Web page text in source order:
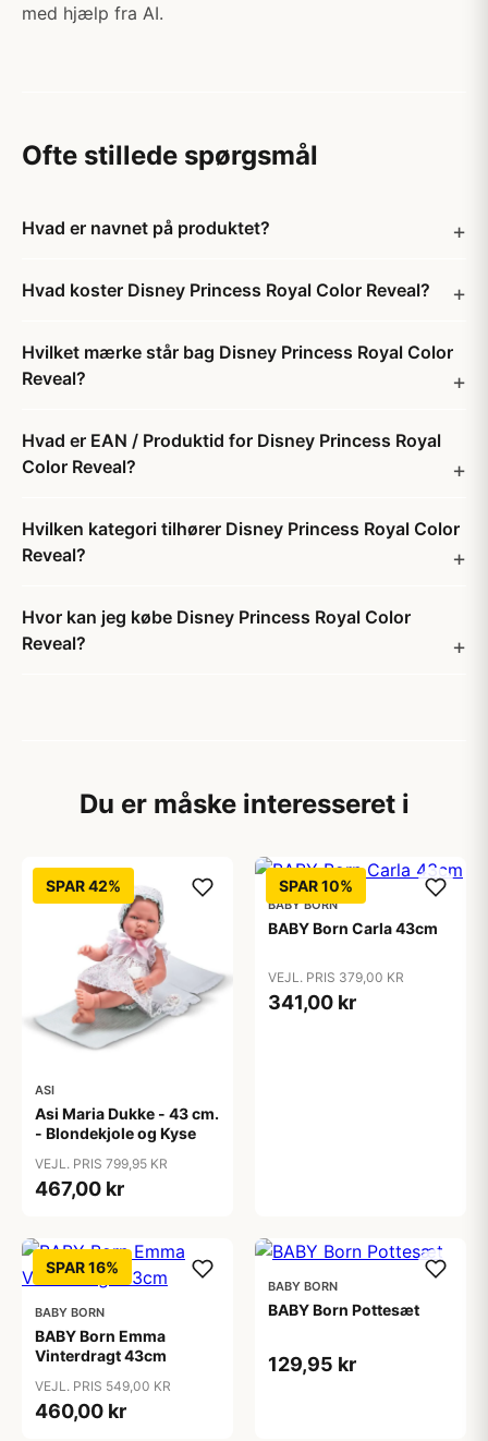
med hjælp fra AI.
Ofte stillede spørgsmål
Hvad er navnet på produktet?
Hvad koster Disney Princess Royal Color Reveal?
Hvilket mærke står bag Disney Princess Royal Color
Reveal?
Hvad er EAN / Produktid for Disney Princess Royal
Color Reveal?
Hvilken kategori tilhører Disney Princess Royal Color
Reveal?
Hvor kan jeg købe Disney Princess Royal Color
Reveal?
Du er måske interesseret i
SPAR 42%
ASI
Asi Maria Dukke - 43 cm.
- Blondekjole og Kyse
VEJL. PRIS 799,95 KR
467,00 kr
SPAR 10%
BABY BORN
BABY Born Carla 43cm
VEJL. PRIS 379,00 KR
341,00 kr
SPAR 16%
BABY BORN
BABY Born Emma
Vinterdragt 43cm
VEJL. PRIS 549,00 KR
460,00 kr
BABY BORN
BABY Born Pottesæt
129,95 kr